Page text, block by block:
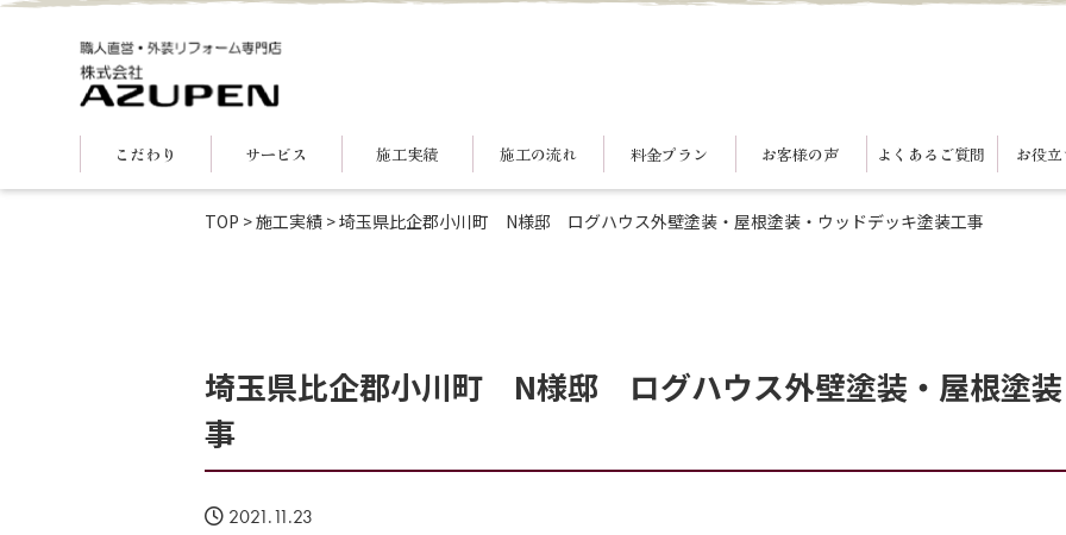
こだわり サービス 施工実績 施工の流れ 料金プラン お客様の声 よくあるご質問 お役
TOP >施工実績 >埼玉県比企郡小川町 N様邸 ログハウス外壁塗装・屋根塗装・ウッドデッキ塗装工事
埼玉県比企郡小川町 N様邸 ログハウス外壁塗装・屋根塗装
事
2021.11.23